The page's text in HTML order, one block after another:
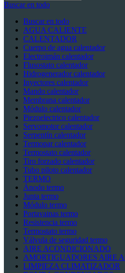
Buscar en todo
Buscar en todo
AGUA CALIENTE
CALENTADOR
Cuerpo de agua calentador
Electroimán calentador
Flusostato calentador
Hidrogenerador calentador
Inyectores calentador
Mando calentador
Membrana calentador
Módulo calentador
Piezoelectrico calentador
Servomotor calentador
Serpentín calentador
Termopar calentador
Termostato calentador
Tiro forzado calentador
Tubo piloto calentador
TERMO
Ánodo termo
Junta termo
Módulo termo
Portavainas termo
Resistencia termo
Termostato termo
Válvula de seguridad termo
AIRE ACONDICIONADO
AMORTIGUADORES AIRE
LIMPIEZA CLIMATIZADOR